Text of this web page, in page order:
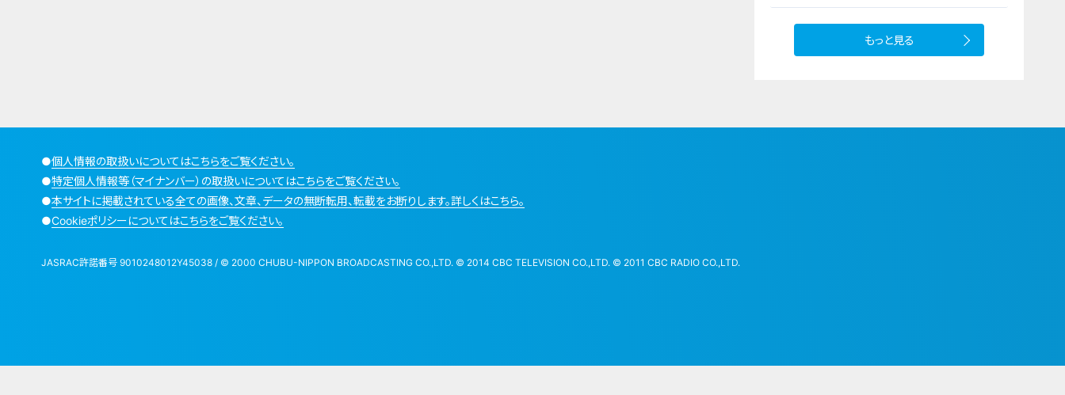
もっと見る
●個人情報の取扱いについてはこちらをご覧ください。
●特定個人情報等（マイナンバー）の取扱いについてはこちらをご覧ください。
●本サイトに掲載されている全ての画像、文章、データの無断転用、転載をお断りします。詳しくはこちら。
●Cookieポリシーについてはこちらをご覧ください。
JASRAC許諾番号 9010248012Y45038 / © 2000 CHUBU-NIPPON BROADCASTING CO.,LTD. © 2014 CBC TELEVISION CO.,LTD. © 2011 CBC RADIO CO.,LTD.